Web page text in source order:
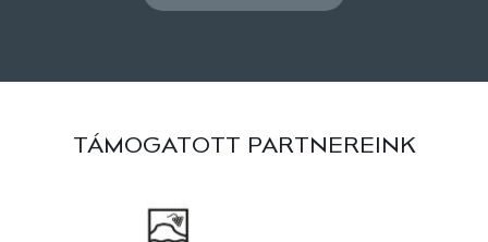
TÁMOGATOTT PARTNEREINK